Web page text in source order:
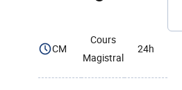
CM
Cours
Magistral
24h